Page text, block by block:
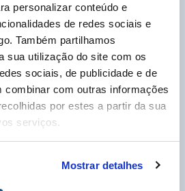
personalizar conteúdo e
de redes sociais e
Também partilhamos
sua utilização do site com os
sociais, de publicidade e de
combinar com outras informações
por estes a partir da sua
serviços.
Mostrar detalhes
por favor insira o seu nº
encontrar na sua fatura e
P, para poder descarregar as
em PDF.
Client*